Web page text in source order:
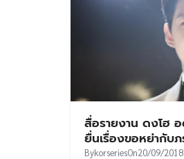
สื่อรายงาน ดงโฮ
ยื่นเรื่องขอหย่ากับภ
BykorseriesOn20/09/2018